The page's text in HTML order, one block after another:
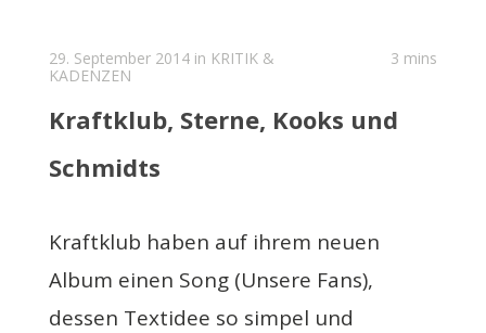
29. September 2014 in KRITIK &
KADENZEN
3 mins
Kraftklub, Sterne, Kooks und
Schmidts
Kraftklub haben auf ihrem neuen
Album einen Song (Unsere Fans),
dessen Textidee so simpel und